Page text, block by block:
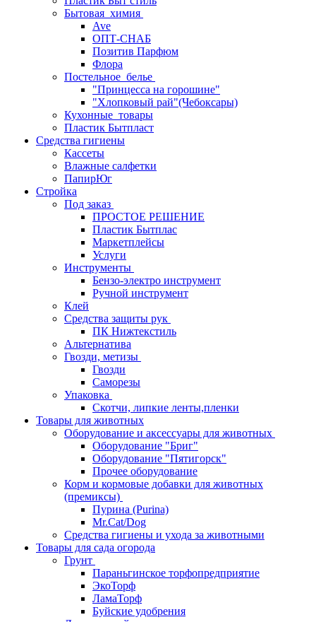
Бытовая_химия
Ave
ОПТ-СНАБ
Позитив Парфюм
Флора
Постельное_белье
"Принцесса на горошине"
"Хлопковый рай"(Чебоксары)
Кухонные_товары
Пластик Бытпласт
Средства гигиены
Кассеты
Влажные салфетки
ПапирЮг
Стройка
Под заказ
ПРОСТОЕ РЕШЕНИЕ
Пластик Бытплас
Маркетплейсы
Услуги
Инструменты
Бензо-электро инструмент
Ручной инструмент
Клей
Средства защиты рук
ПК Нижтекстиль
Альтернатива
Гвозди, метизы
Гвозди
Саморезы
Упаковка
Скотчи, липкие ленты,пленки
Товары для животных
Оборудование и аксессуары для животных
Оборудование "Бриг"
Оборудование "Пятигорск"
Прочее оборудование
Корм и кормовые добавки для животных
(премиксы)
Пурина (Purina)
Mr.Cat/Dog
Средства гигиены и ухода за животными
Товары для сада огорода
Грунт
Параньгинское торфопредприятие
ЭкоТорф
ЛамаТорф
Буйские удобрения